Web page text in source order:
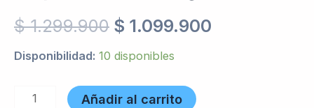
$1.299.900 $ 1.099.900
Disponibilidad: 10 disponibles
Añadir al carrito